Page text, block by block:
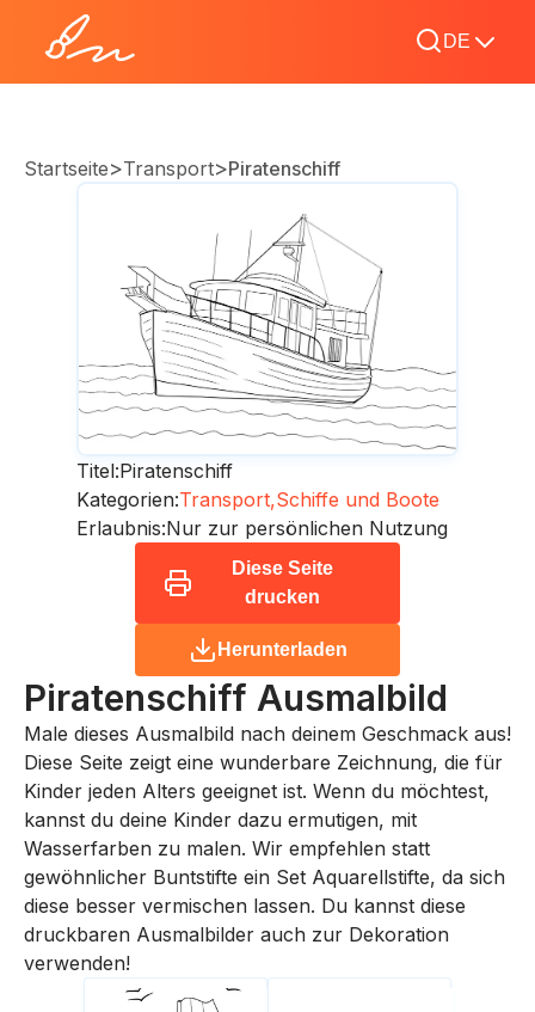
DE
Startseite>Transport>Piratenschiff
Titel:Piratenschiff
Kategorien:Transport,Schiffe und Boote
Erlaubnis:Nur zur persönlichen Nutzung
Diese Seite
drucken
Herunterladen
Piratenschiff Ausmalbild
Male dieses Ausmalbild nach deinem Geschmack aus!
Diese Seite zeigt eine wunderbare Zeichnung, die für
Kinder jeden Alters geeignet ist. Wenn du möchtest,
kannst du deine Kinder dazu ermutigen, mit
Wasserfarben zu malen. Wir empfehlen statt
gewöhnlicher Buntstifte ein Set Aquarellstifte, da sich
diese besser vermischen lassen. Du kannst diese
druckbaren Ausmalbilder auch zur Dekoration
verwenden!